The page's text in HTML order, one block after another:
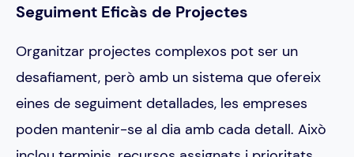
Seguiment Eficàs de Projectes
Organitzar projectes complexos pot ser un
desafiament, però amb un sistema que ofereix
eines de seguiment detallades, les empreses
poden mantenir-se al dia amb cada detall. Això